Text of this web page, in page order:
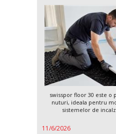
swisspor floor 30 este o
nuturi, ideala pentru
sistemelor de
11/6/2026